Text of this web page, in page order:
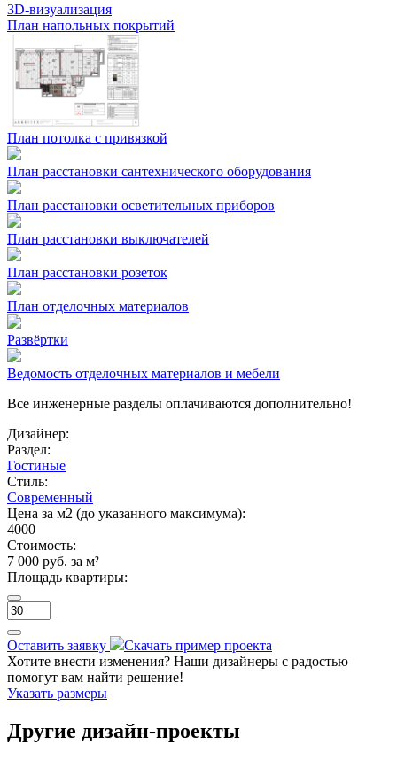
3D-визуализация
План напольных покрытий
План потолка с привязкой
План расстановки сантехнического оборудования
План расстановки осветительных приборов
План расстановки выключателей
План расстановки розеток
План отделочных материалов
Развёртки
Ведомость отделочных материалов и мебели
Все инженерные разделы оплачиваются дополнительно!
Дизайнер:
Раздел:
Гостиные
Стиль:
Современный
Цена за м2 (до указанного максимума):
4000
Стоимость:
7 000 руб. за м²
Площадь квартиры:
Оставить заявку
Скачать пример проекта
Хотите внести изменения? Наши дизайнеры с радостью
помогут вам найти решение!
Указать размеры
Другие дизайн-проекты